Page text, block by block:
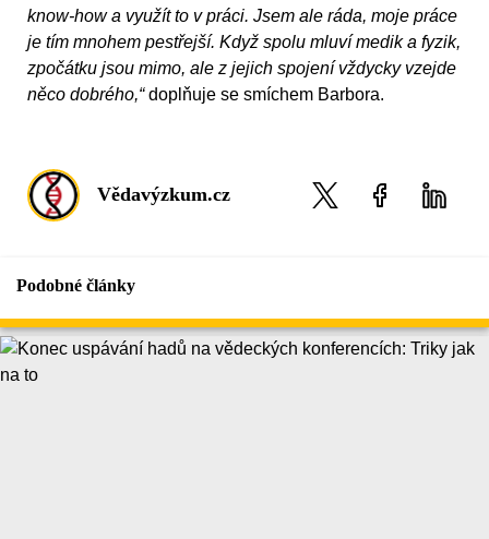
know-how a využít to v práci. Jsem ale ráda, moje práce
je tím mnohem pestřejší. Když spolu mluví medik a fyzik,
zpočátku jsou mimo, ale z jejich spojení vždycky vzejde
něco dobrého,“doplňuje se smíchem Barbora.
Vědavýzkum.cz
Podobné články